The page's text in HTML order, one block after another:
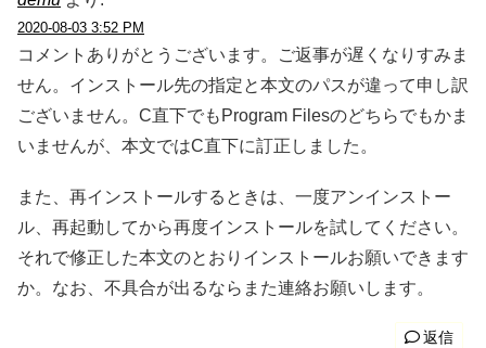
2020-08-03 3:52 PM
コメントありがとうございます。ご返事が遅くなりすみま
せん。インストール先の指定と本文のパスが違って申し訳
ございません。C直下でもProgram Filesのどちらでもかま
いませんが、本文ではC直下に訂正しました。
また、再インストールするときは、一度アンインストー
ル、再起動してから再度インストールを試してください。
それで修正した本文のとおりインストールお願いできます
か。なお、不具合が出るならまた連絡お願いします。
返信